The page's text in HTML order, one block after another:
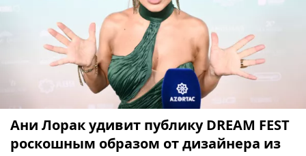
Ани Лорак удивит публику DREAM FEST
роскошным образом от дизайнера из